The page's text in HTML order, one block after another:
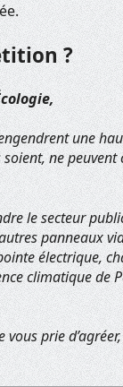
?
une
ne
le secteur
panneaux
électrique,
climatique de
prie